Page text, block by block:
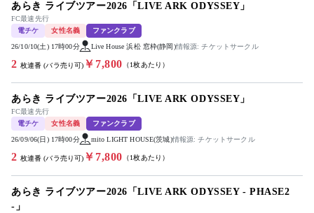
あらき ライブツアー2026「LIVE ARK ODYSSEY」
FC最速先行
電チケ
女性名義 ファンクラブ
26/10/10(土) 17時00分 Live House 浜松 窓枠(静岡)情報源: チケットサークル
2 枚連番 (バラ売り可) ￥7,800 （1枚あたり）
あらき ライブツアー2026「LIVE ARK ODYSSEY」
FC最速先行
電チケ
女性名義 ファンクラブ
26/09/06(日) 17時00分 mito LIGHT HOUSE(茨城)情報源: チケットサークル
2 枚連番 (バラ売り可) ￥7,800 （1枚あたり）
あらき ライブツアー2026「LIVE ARK ODYSSEY - PHASE2
-」